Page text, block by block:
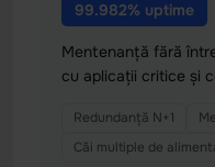
99.982% uptime
Mentenanță fără
cu aplicații critice și
Redundanță N+1
Căi multiple de